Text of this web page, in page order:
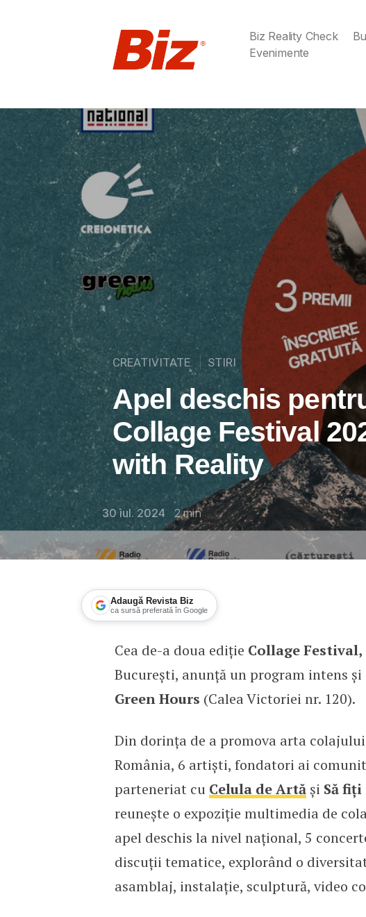
Biz Reality Check
Evenimente
CREATIVITATE STIRI
Apel deschis
Collage Festival
with Reality
30 iul. 2024 2min
Adaugă Revista Biz
ca sursă preferată în Google
Apel deschis pentru artiști în
Cea de-a doua ediție Collage Festival,
București, anunță un program intens
Green Hours (Calea Victoriei nr. 120).
Din dorința de a promova arta
România, 6 artiști, fondatori ai
parteneriat cu Celula de Artă și Să
reunește o expoziție multimedia de
apel deschis la nivel național, 5
discuții tematice, explorând o
asamblaj, instalație, sculptură, video